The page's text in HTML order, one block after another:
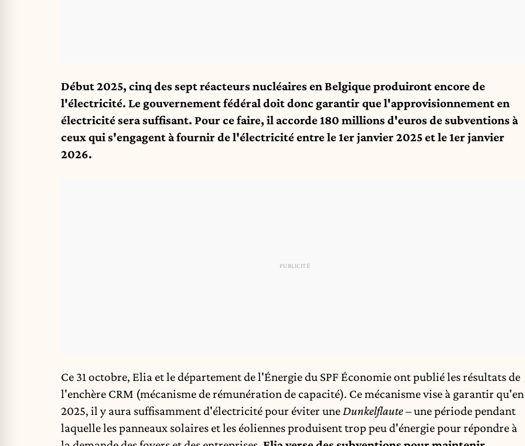
Début 2025, cinq des sept réacteurs nucléaires en Belgique produiront encore de
l'électricité. Le gouvernement fédéral doit donc garantir que l'approvisionnement en
électricité sera suffisant. Pour ce faire, il accorde 180 millions d'euros de subventions à
ceux qui s'engagent à fournir de l'électricité entre le 1er janvier 2025 et le 1er janvier
2026.
Ce 31 octobre, Elia et le département de l'Énergie du SPF Économieont publié les résultats de
l'enchère CRM (mécanisme de rémunération de capacité). Ce mécanisme vise à garantir qu'en
2025, il y aura suffisamment d'électricité pour éviter uneDunkelflaute– une période pendant
laquelle les panneaux solaires et les éoliennes produisent trop peu d'énergie pour répondre à